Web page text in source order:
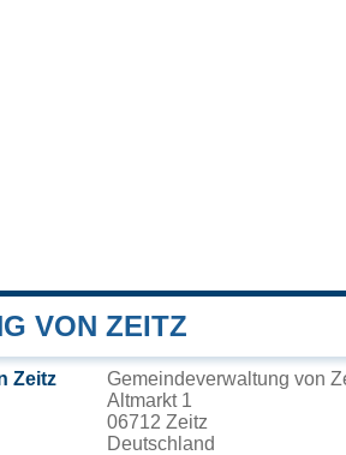
VON ZEITZ
Zeitz
Gemeindeverwaltung von
Altmarkt 1
06712 Zeitz
Deutschland